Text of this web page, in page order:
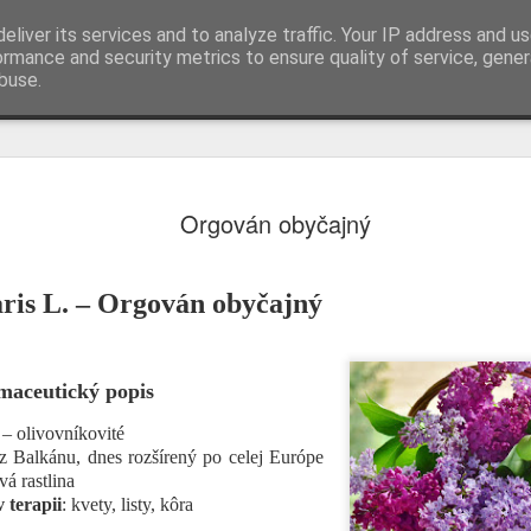
Orgován obyčajný
L. – Orgován obyčajný
popis
– olivovníkovité
Balkánu, dnes rozšírený po celej Európe
rastlina
terapii: kvety, listy, kôra
its services and to analyze traffic. Your IP address and
and security metrics to ensure quality of service,
liečivé rastliny
5
Autor receptu: Gerhard
Pôvodný recept
- Repík lekársky
- Šalvia lekárska (Salvia